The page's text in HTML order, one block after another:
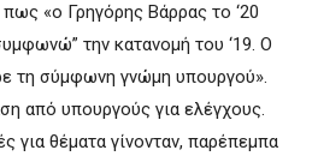
«ο Γρηγόρης Βάρρας το ‘20
την κατανομή του ‘19. Ο
τη σύμφωνη γνώμη υπουργού».
από υπουργούς για ελέγχους.
για θέματα γίνονταν, παρέπεμπα